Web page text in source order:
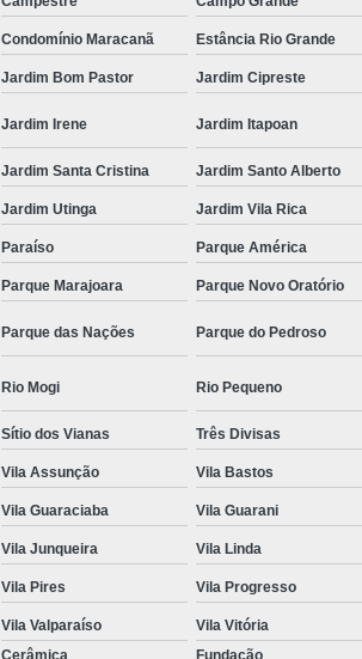
Condomínio Maracanã Estância Rio Grande
Jardim Bom Pastor Jardim Cipreste
Jardim Irene Jardim Itapoan
Jardim Santa Cristina Jardim Santo Alberto
Jardim Utinga Jardim Vila Rica
Paraíso Parque América
Parque Marajoara Parque Novo Oratório
Parque das Nações Parque do Pedroso
Rio Mogi Rio Pequeno
Sítio dos Vianas Três Divisas
Vila Assunção Vila Bastos
Vila Guaraciaba Vila Guarani
Vila Junqueira Vila Linda
Vila Pires Vila Progresso
Vila Valparaíso Vila Vitória
Cerâmica Fundação